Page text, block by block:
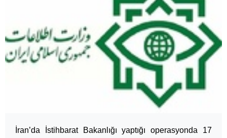
İran’da İstihbarat Bakanlığı yaptığı operasyonda 17